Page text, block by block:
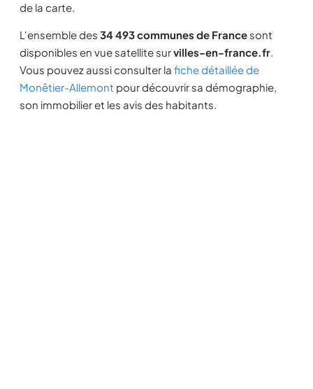
de la carte.
L'ensemble des 34 493 communes de France sont
disponibles en vue satellite survilles-en-france.fr.
Vous pouvez aussi consulter la fiche détaillée de
Monêtier-Allemont pour découvrir sa démographie,
son immobilier et les avis des habitants.